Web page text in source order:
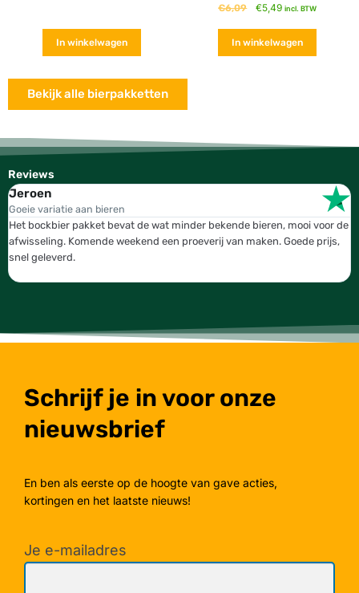
In winkelwagen
€6,09 €5,49 incl. BTW
In winkelwagen
Bekijk alle bierpakketten
Reviews
Jeroen
Goeie variatie aan bieren
Het bockbier pakket bevat de wat minder bekende bieren, mooi voor de
afwisseling. Komende weekend een proeverij van maken. Goede prijs,
snel geleverd.
Schrijf je in voor onze
nieuwsbrief
En ben als eerste op de hoogte van gave acties,
kortingen en het laatste nieuws!
Je e-mailadres